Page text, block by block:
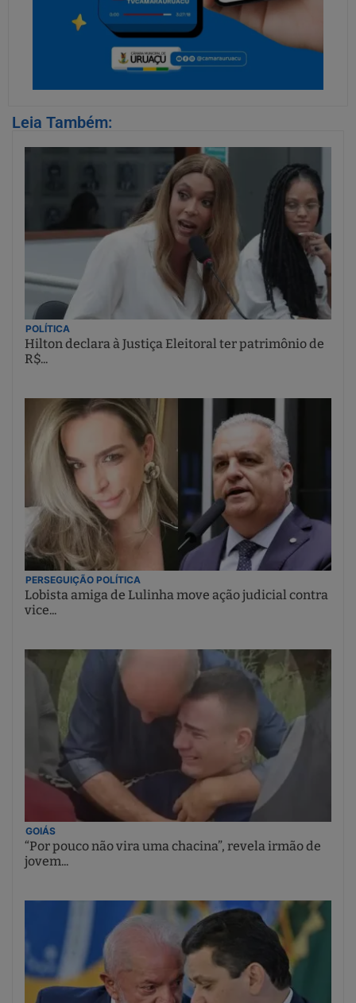
Leia Também:
POLÍTICA
Hilton declara à Justiça Eleitoral ter patrimônio de
R$...
PERSEGUIÇÃO POLÍTICA
Lobista amiga de Lulinha move ação judicial contra
vice...
GOIÁS
“Por pouco não vira uma chacina”, revela irmão de
jovem...